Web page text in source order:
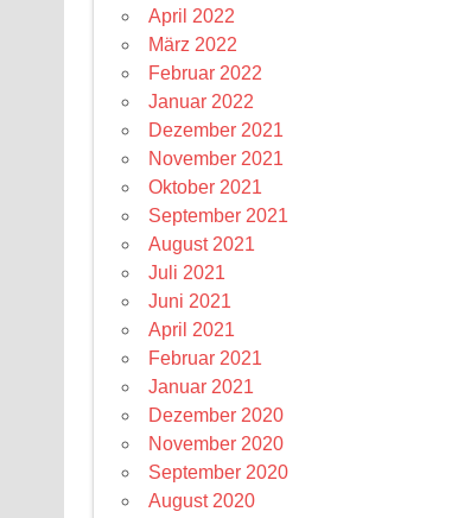
April 2022
März 2022
Februar 2022
Januar 2022
Dezember 2021
November 2021
Oktober 2021
September 2021
August 2021
Juli 2021
Juni 2021
April 2021
Februar 2021
Januar 2021
Dezember 2020
November 2020
September 2020
August 2020